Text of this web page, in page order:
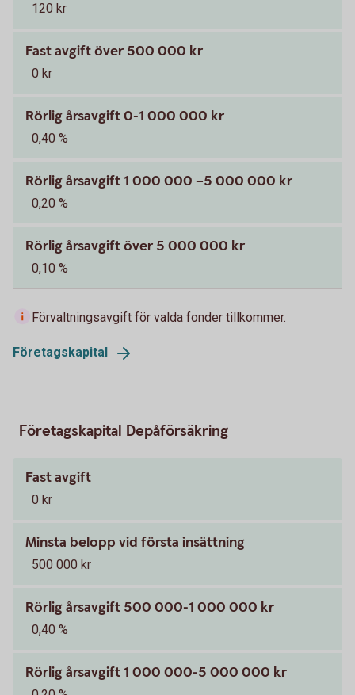
120 kr
Fast avgift över 500 000 kr
0 kr
Rörlig årsavgift 0-1 000 000 kr
0,40 %
Rörlig årsavgift 1 000 000 –5 000 000 kr
0,20 %
Rörlig årsavgift över 5 000 000 kr
0,10 %
Förvaltningsavgift för valda fonder tillkommer.
Företagskapital
Företagskapital Depåförsäkring
Fast avgift
0 kr
Minsta belopp vid första insättning
500 000 kr
Rörlig årsavgift 500 000-1 000 000 kr
0,40 %
Rörlig årsavgift 1 000 000-5 000 000 kr